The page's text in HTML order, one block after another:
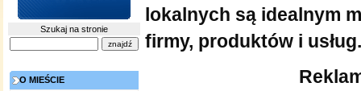
Szukaj na stronie
O MIEŚCIE
lokalnych są idealnym
firmy, produktów i usług.